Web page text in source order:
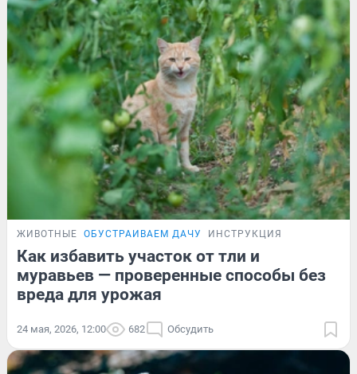
ЖИВОТНЫЕ ОБУСТРАИВАЕМ ДАЧУ ИНСТРУКЦИЯ
Как избавить участок от тли и
муравьев — проверенные способы без
вреда для урожая
24 мая, 2026, 12:00 682 Обсудить